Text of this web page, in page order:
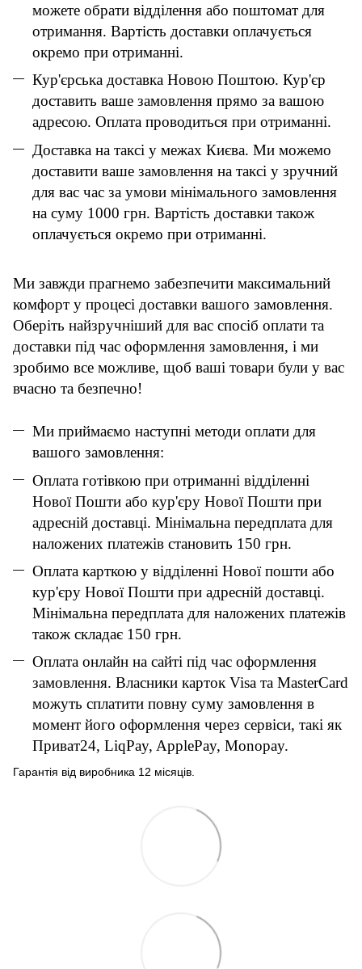
можете обрати відділення або поштомат для
отримання. Вартість доставки оплачується
окремо при отриманні.
Кур'єрська доставка Новою Поштою. Кур'єр
доставить ваше замовлення прямо за вашою
адресою. Оплата проводиться при отриманні.
Доставка на таксі у межах Києва. Ми можемо
доставити ваше замовлення на таксі у зручний
для вас час за умови мінімального замовлення
на суму 1000 грн. Вартість доставки також
оплачується окремо при отриманні.
Ми завжди прагнемо забезпечити максимальний
комфорт у процесі доставки вашого замовлення.
Оберіть найзручніший для вас спосіб оплати та
доставки під час оформлення замовлення, і ми
зробимо все можливе, щоб ваші товари були у вас
вчасно та безпечно!
Ми приймаємо наступні методи оплати для
вашого замовлення:
Оплата готівкою при отриманні відділенні
Нової Пошти або кур'єру Нової Пошти при
адресній доставці. Мінімальна передплата для
наложених платежів становить 150 грн.
Оплата карткою у відділенні Нової пошти або
кур'єру Нової Пошти при адресній доставці.
Мінімальна передплата для наложених платежів
також складає 150 грн.
Оплата онлайн на сайті під час оформлення
замовлення. Власники карток Visa та MasterCard
можуть сплатити повну суму замовлення в
момент його оформлення через сервіси, такі як
Приват24, LiqPay, ApplePay, Monopay.
Гарантія від виробника 12 місяців.